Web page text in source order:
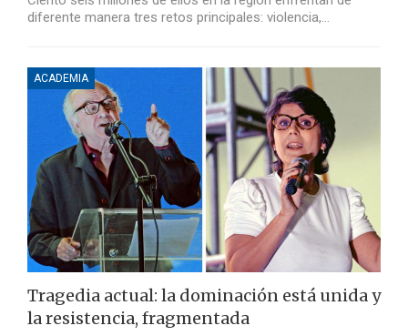
diferente manera tres retos principales: violencia,…
ACADEMIA
Tragedia actual: la dominación está unida y
la resistencia, fragmentada